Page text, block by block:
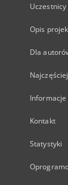
Opis
Dla
Informacje
Kontakt
Statystyki